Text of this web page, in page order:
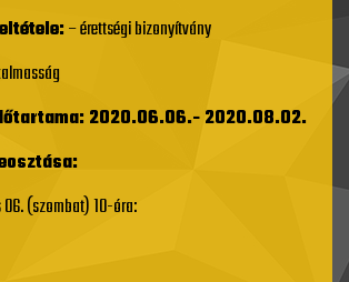
– érettségi bizonyítvány
2020.06.06.- 2020.08.02.
(szombat) 10-óra: